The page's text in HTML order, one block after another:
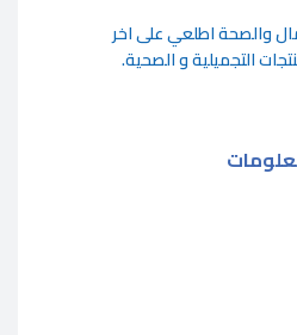
والصحة اطلعي على اخر
التجميلية و الصحية.